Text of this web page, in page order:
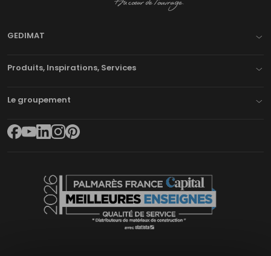
GEDIMAT
Produits, Inspirations, Services
Le groupement